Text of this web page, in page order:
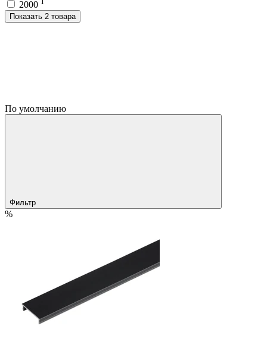
2000
Показать 2 товара
По умолчанию
Фильтр
%